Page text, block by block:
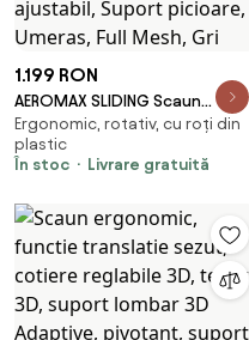
1.199 RON
AEROMAX SLIDING Scaun
ergonomic, Sezut Translatie,
Cotiere Rabatabile, Tetiera 3D,
Suport lombar dublu ajustabil,
Mesh, Gri
Ergonomic, rotativ, cu roți din
plastic
În stoc
Livrare gratuită